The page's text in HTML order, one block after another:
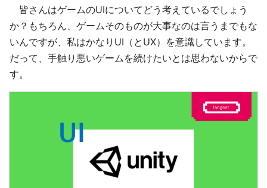
皆さんはゲームのUIについてどう考えているでしょう
か？もちろん、ゲームそのものが大事なのは言うまでもな
いんですが、私はかなりUI（とUX）を意識しています。
だって、手触り悪いゲームを続けたいとは思わないからで
す。